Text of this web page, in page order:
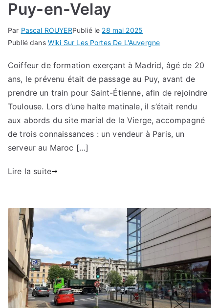
Puy-en-Velay
Par Pascal ROUYERPublié le 28 mai 2025
Publié dans Wiki Sur Les Portes De L'Auvergne
Coiffeur de formation exerçant à Madrid, âgé de 20
ans, le prévenu était de passage au Puy, avant de
prendre un train pour Saint-Étienne, afin de rejoindre
Toulouse. Lors d’une halte matinale, il s’était rendu
aux abords du site marial de la Vierge, accompagné
de trois connaissances : un vendeur à Paris, un
serveur au Maroc […]
Lire la suite